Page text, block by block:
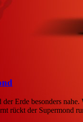
Erde besonders
rückt der Supermond